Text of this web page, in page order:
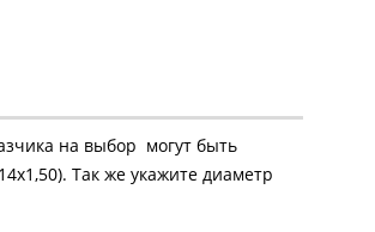
на выбор могут быть
Так же укажите диаметр